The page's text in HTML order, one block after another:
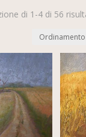
di 1-4 di 56